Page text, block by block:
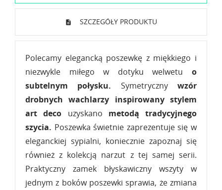
SZCZEGÓŁY PRODUKTU
Polecamy elegancką poszewkę z miękkiego i
niezwykle miłego w dotyku welwetu o
subtelnym połysku. Symetrycznywzór
drobnych wachlarzy inspirowany stylem
art deco uzyskano metodą tradycyjnego
szycia. Poszewka świetnie zaprezentuje się w
eleganckiej sypialni, koniecznie zapoznaj się
również z kolekcją narzut z tej samej serii.
Praktyczny zamek błyskawiczny wszyty w
jednym z boków poszewki sprawia, że zmiana